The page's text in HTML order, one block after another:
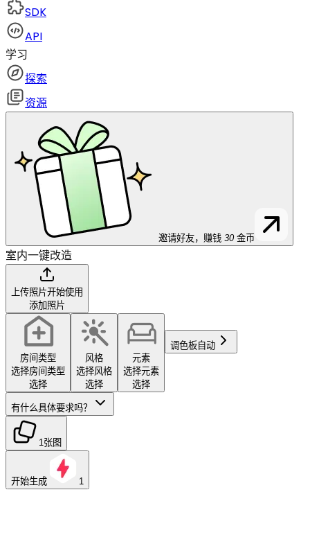
SDK
API
学习
探索
资源
邀请好友，赚钱 30 金币
室内一键改造
上传照片开始使用
添加照片
房间类型
选择房间类型
选择
风格
选择风格
选择
元素
选择元素
选择
调色板 自动
有什么具体要求吗？
1张图
开始生成 1